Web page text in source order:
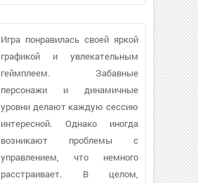
Игра понравилась своей яркой
графикой и увлекательным
геймплеем. Забавные
персонажи и динамичные
уровни делают каждую сессию
интересной. Однако иногда
возникают проблемы с
управлением, что немного
расстраивает. В целом,